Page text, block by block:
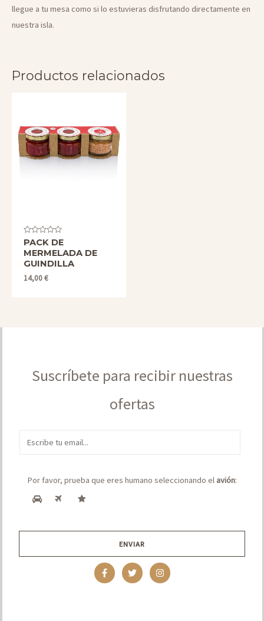
llegue a tu mesa como si lo estuvieras disfrutando directamente en
nuestra isla.
Productos relacionados
Valorado
con
0
de
5
PACK DE
MERMELADA DE
GUINDILLA
14,00€
Suscríbete para recibir nuestras
ofertas
Por favor, prueba que eres humano seleccionando elavión:
ENVIAR